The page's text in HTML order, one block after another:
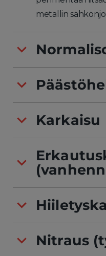
metallin
Karkaisu
Nitraus